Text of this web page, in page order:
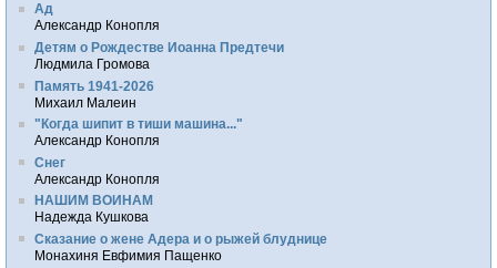
Ад
Александр Конопля
Детям о Рождестве Иоанна Предтечи
Людмила Громова
Память 1941-2026
Михаил Малеин
"Когда шипит в тиши машина..."
Александр Конопля
Снег
Александр Конопля
НАШИМ ВОИНАМ
Надежда Кушкова
Сказание о жене Адера и о рыжей блуднице
Монахиня Евфимия Пащенко